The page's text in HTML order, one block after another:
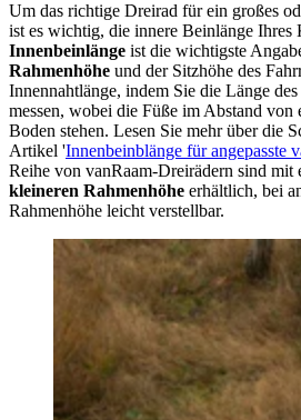
Um das richtige Dreirad für ein großes
ist es wichtig, die innere Beinlänge Ihres
Innenbeinlänge ist die wichtigste
Rahmenhöhe und der Sitzhöhe des
Innennahtlänge, indem Sie die Länge
messen, wobei die Füße im Abstand
Boden stehen. Lesen Sie mehr über die
Artikel 'Innenbeinblänge für angepasste
Reihe von vanRaam-Dreirädern sind mit
kleineren Rahmenhöhe erhältlich, bei
Rahmenhöhe leicht verstellbar.